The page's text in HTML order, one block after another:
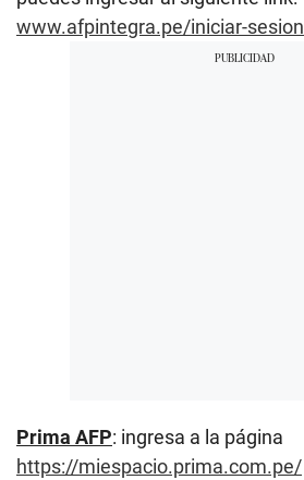
www.afpintegra.pe/iniciar-sesion
Prima AFP: ingresa a la página
https://miespacio.prima.com.pe/